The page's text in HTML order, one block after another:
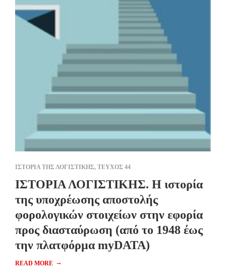
ΙΣΤΟΡΙΑ ΤΗΣ ΛΟΓΙΣΤΙΚΗΣ, ΤΕΥΧΟΣ 44
ΙΣΤΟΡΙΑ ΛΟΓΙΣΤΙΚΗΣ. Η ιστορία
της υποχρέωσης αποστολής
φορολογικών στοιχείων στην εφορία
προς διασταύρωση (από το 1948 έως
την πλατφόρμα myDATA)
READ MORE →